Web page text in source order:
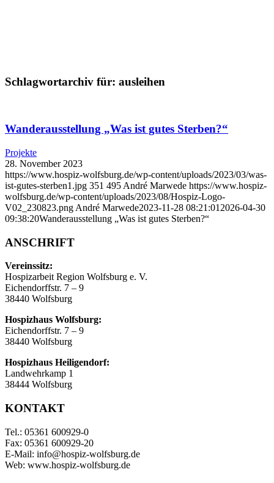
Schlagwortarchiv für: ausleihen
Wanderausstellung „Was ist gutes Sterben?“
Projekte
28. November 2023
https://www.hospiz-wolfsburg.de/wp-content/uploads/2023/03/was-
ist-gutes-sterben1.jpg 351 495 André Marwede https://www.hospiz-
wolfsburg.de/wp-content/uploads/2023/08/Hospiz-Logo-
V02_230823.png André Marwede2023-11-28 08:21:01 2026-04-30
09:38:20Wanderausstellung „Was ist gutes Sterben?“
ANSCHRIFT
Vereinssitz:
Hospizarbeit Region Wolfsburg e. V.
Eichendorffstr. 7 – 9
38440 Wolfsburg
Hospizhaus Wolfsburg:
Eichendorffstr. 7 – 9
38440 Wolfsburg
Hospizhaus Heiligendorf:
Landwehrkamp 1
38444 Wolfsburg
KONTAKT
Tel.: 05361 600929-0
Fax: 05361 600929-20
E-Mail: info@hospiz-wolfsburg.de
Web: www.hospiz-wolfsburg.de